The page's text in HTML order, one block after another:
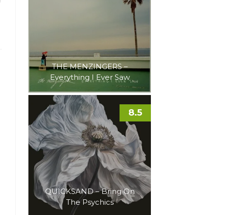
THE MENZINGERS –
Everything I Ever Saw
QUICKSAND – Bring On
The Psychics
8.5